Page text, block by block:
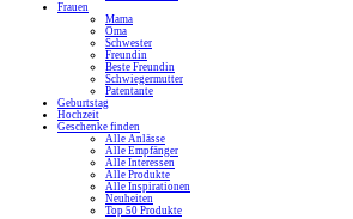
Frauen
Mama
Oma
Schwester
Freundin
Beste Freundin
Schwiegermutter
Patentante
Geburtstag
Hochzeit
Geschenke finden
Alle Anlässe
Alle Empfänger
Alle Interessen
Alle Produkte
Alle Inspirationen
Neuheiten
Top 50 Produkte